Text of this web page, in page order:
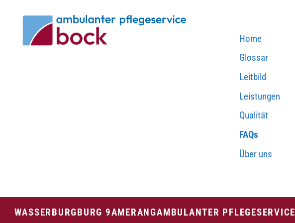
Home
Glossar
Leitbild
Leistungen
Qualität
FAQs
Über uns
WASSERBURGBURG 9AMERANGAMBULANTER PFLEGESERVICE